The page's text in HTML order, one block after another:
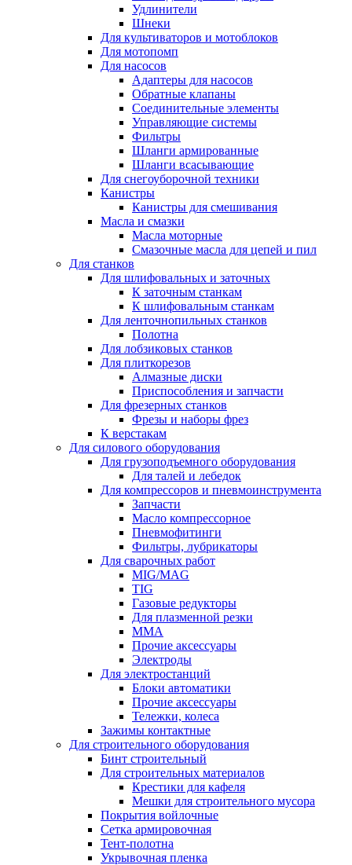
Удлинители
Шнеки
Для культиваторов и мотоблоков
Для мотопомп
Для насосов
Адаптеры для насосов
Обратные клапаны
Соединительные элементы
Управляющие системы
Фильтры
Шланги армированные
Шланги всасывающие
Для снегоуборочной техники
Канистры
Канистры для смешивания
Масла и смазки
Масла моторные
Смазочные масла для цепей и пил
Для станков
Для шлифовальных и заточных
К заточным станкам
К шлифовальным станкам
Для ленточнопильных станков
Полотна
Для лобзиковых станков
Для плиткорезов
Алмазные диски
Приспособления и запчасти
Для фрезерных станков
Фрезы и наборы фрез
К верстакам
Для силового оборудования
Для грузоподъемного оборудования
Для талей и лебедок
Для компрессоров и пневмоинструмента
Запчасти
Масло компрессорное
Пневмофитинги
Фильтры, лубрикаторы
Для сварочных работ
MIG/MAG
TIG
Газовые редукторы
Для плазменной резки
ММА
Прочие аксессуары
Электроды
Для электростанций
Блоки автоматики
Прочие аксессуары
Тележки, колеса
Зажимы контактные
Для строительного оборудования
Бинт строительный
Для строительных материалов
Крестики для кафеля
Мешки для строительного мусора
Покрытия войлочные
Сетка армировочная
Тент-полотна
Укрывочная пленка